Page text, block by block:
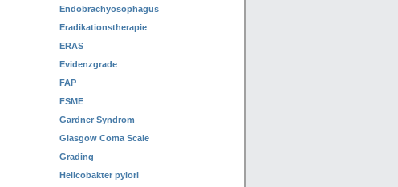
Endobrachyösophagus
Eradikationstherapie
ERAS
Evidenzgrade
FAP
FSME
Gardner Syndrom
Glasgow Coma Scale
Grading
Helicobakter pylori